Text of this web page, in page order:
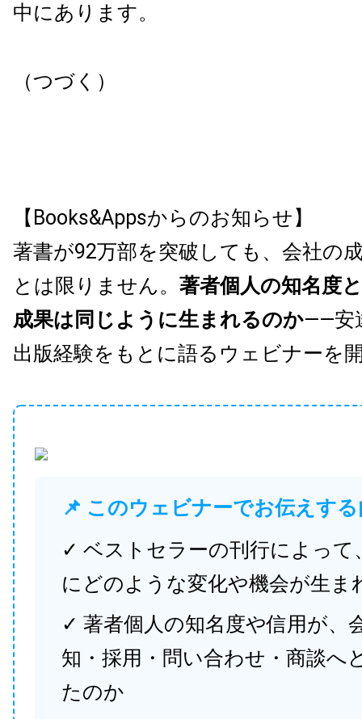
中にあります。
（つづく）
【Books&Appsからのお知らせ】
著書が92万部を突破しても、会社の
とは限りません。 著者個人の知名度
成果は同じように生まれるのか——安
出版経験をもとに語るウェビナーを
📌 このウェビナーでお伝えす
✓ ベストセラーの刊行によって
にどのような変化や機会が生ま
✓ 著者個人の知名度や信用が、
知・採用・問い合わせ・商談へ
たのか